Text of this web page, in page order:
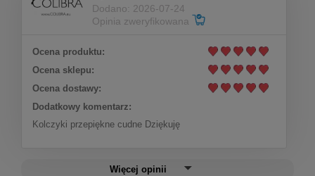
Dodano: 2026-07-24
Opinia zweryfikowana
Ocena produktu:
Ocena sklepu:
Ocena dostawy:
Dodatkowy komentarz:
Kolczyki przepiękne cudne Dziękuję
Więcej opinii